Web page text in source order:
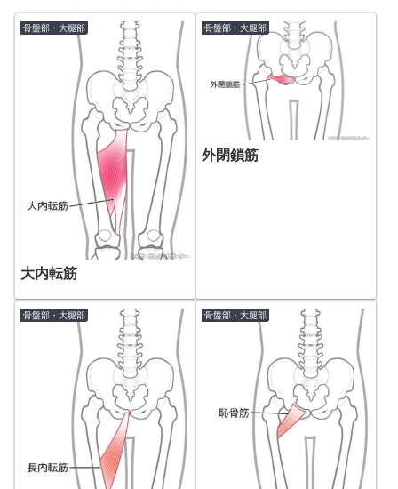
骨盤部・大腿部
大内転筋
骨盤部・大腿部
外閉鎖筋
骨盤部・大腿部 骨盤部・大腿部